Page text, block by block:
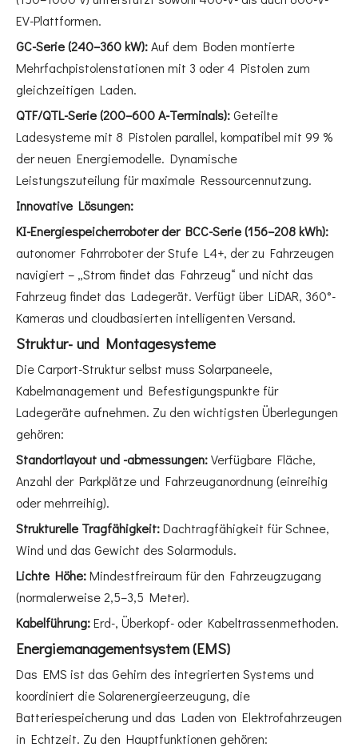
EV-Plattformen.
GC-Serie (240–360 kW):Auf dem Boden montierte
Mehrfachpistolenstationen mit 3 oder 4 Pistolen zum
gleichzeitigen Laden.
QTF/QTL-Serie (200–600 A-Terminals):Geteilte
Ladesysteme mit 8 Pistolen parallel, kompatibel mit 99 %
der neuen Energiemodelle. Dynamische
Leistungszuteilung für maximale Ressourcennutzung.
Innovative Lösungen:
KI-Energiespeicherroboter der BCC-Serie (156–208 kWh):
autonomer Fahrroboter der Stufe L4+, der zu Fahrzeugen
navigiert – „Strom findet das Fahrzeug“ und nicht das
Fahrzeug findet das Ladegerät. Verfügt über LiDAR, 360°-
Kameras und cloudbasierten intelligenten Versand.
Struktur- und Montagesysteme
Die Carport-Struktur selbst muss Solarpaneele,
Kabelmanagement und Befestigungspunkte für
Ladegeräte aufnehmen. Zu den wichtigsten Überlegungen
gehören:
Standortlayout und -abmessungen:Verfügbare Fläche,
Anzahl der Parkplätze und Fahrzeuganordnung (einreihig
oder mehrreihig).
Strukturelle Tragfähigkeit:Dachtragfähigkeit für Schnee,
Wind und das Gewicht des Solarmoduls.
Lichte Höhe:Mindestfreiraum für den Fahrzeugzugang
(normalerweise 2,5–3,5 Meter).
Kabelführung:Erd-, Überkopf- oder Kabeltrassenmethoden.
Energiemanagementsystem (EMS)
Das EMS ist das Gehirn des integrierten Systems und
koordiniert die Solarenergieerzeugung, die
Batteriespeicherung und das Laden von Elektrofahrzeugen
in Echtzeit. Zu den Hauptfunktionen gehören: